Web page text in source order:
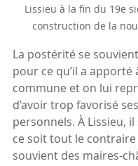
Lissieu à la fin du 19e
construction de la
La postérité se
pour ce qu’il a apporté
commune et on lui
d’avoir trop favorisé
personnels. À Lissieu,
ce soit tout le contraire
souvient des maires-